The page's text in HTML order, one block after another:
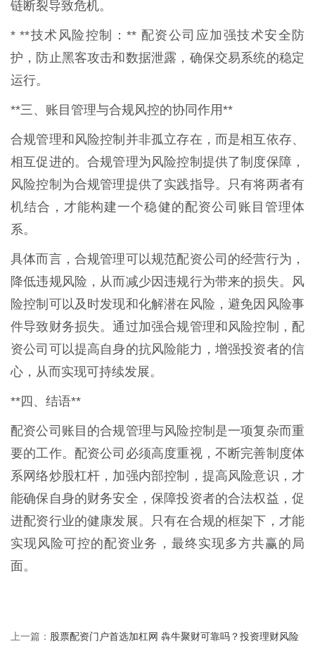
链断裂导致危机。
* **技术风险控制：** 配资公司应加强技术安全防
护，防止黑客攻击和数据泄露，确保交易系统的稳定
运行。
**三、账目管理与合规风控的协同作用**
合规管理和风险控制并非孤立存在，而是相互依存、
相互促进的。合规管理为风险控制提供了制度保障，
风险控制为合规管理提供了实践指导。只有将两者有
机结合，才能构建一个稳健的配资公司账目管理体
系。
具体而言，合规管理可以规范配资公司的经营行为，
降低违规风险，从而减少因违规行为带来的损失。风
险控制可以及时发现和化解潜在风险，避免因风险事
件导致财务损失。通过加强合规管理和风险控制，配
资公司可以提高自身的抗风险能力，增强投资者的信
心，从而实现可持续发展。
**四、结语**
配资公司账目的合规管理与风险控制是一项复杂而重
要的工作。配资公司必须高度重视，不断完善制度体
系网络炒股杠杆，加强内部控制，提高风险意识，才
能确保自身的财务安全，保障投资者的合法权益，促
进配资行业的健康发展。只有在合规的框架下，才能
实现风险可控的配资业务，最终实现多方共赢的局
面。
上一篇： 股票配资门户首选加杠网 犇牛聚财可靠吗？投资理财风险